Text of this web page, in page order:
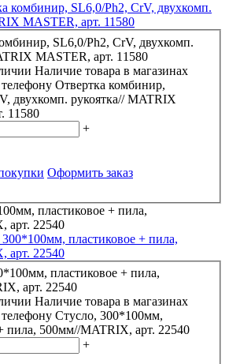
комбинир, SL6,0/Ph2, CrV, двухкомп.
MASTER, арт. 11580
Наличие товара в магазинах
Отвертка комбинир,
двухкомп. рукоятка// MATRIX
11580
+
Оформить заказ
пластиковое + пила,
арт. 22540
Наличие товара в магазинах
Стусло, 300*100мм,
пила, 500мм//MATRIX, арт. 22540
+